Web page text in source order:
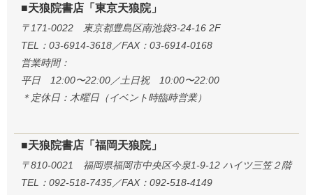
■天狼院書店「東京天狼院」
〒171-0022 東京都豊島区南池袋3-24-16 2F
TEL：03-6914-3618／FAX：03-6914-0168
営業時間：
平日 12:00〜22:00／土日祝 10:00〜22:00
＊定休日：木曜日（イベント時臨時営業）
■天狼院書店「福岡天狼院」
〒810-0021 福岡県福岡市中央区今泉1-9-12 ハイツ三笠２階
TEL：092-518-7435／FAX：092-518-4149